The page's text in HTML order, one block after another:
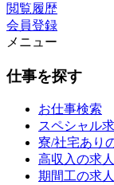
閲覧履歴
会員登録
メニュー
仕事を探す
お仕事検索
スペシャル
寮/社宅あり
高収入の求人
期間工の求人